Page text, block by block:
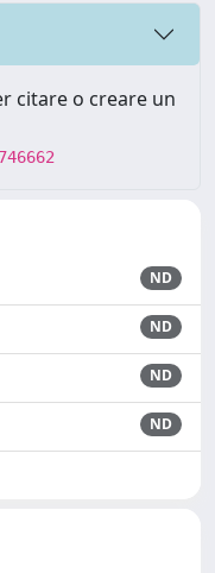
citare o creare un
ND
ND
ND
ND